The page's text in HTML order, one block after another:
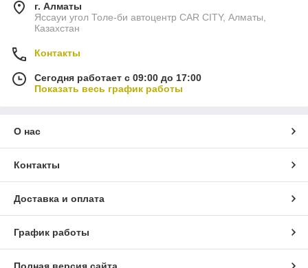
г. Алматы
Яссауи угол Толе-би автоцентр CAR CITY, Алматы,
Казахстан
Контакты
Сегодня работает с 09:00 до 17:00
Показать весь график работы
О нас
Контакты
Доставка и оплата
График работы